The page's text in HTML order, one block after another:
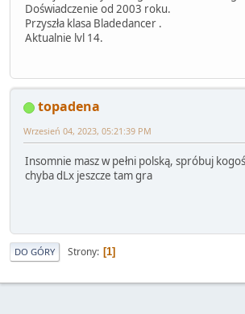
Doświadczenie od 2003 roku.
Przyszła klasa Bladedancer .
Aktualnie lvl 14.
topadena
Wrzesień 04, 2023, 05:21:39 PM
Insomnie masz w pełni polską, spróbuj
chyba dLx jeszcze tam gra
DO GÓRY Strony 1